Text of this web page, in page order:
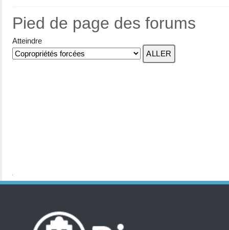
Pied de page des forums
Atteindre